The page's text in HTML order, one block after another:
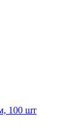
100 шт